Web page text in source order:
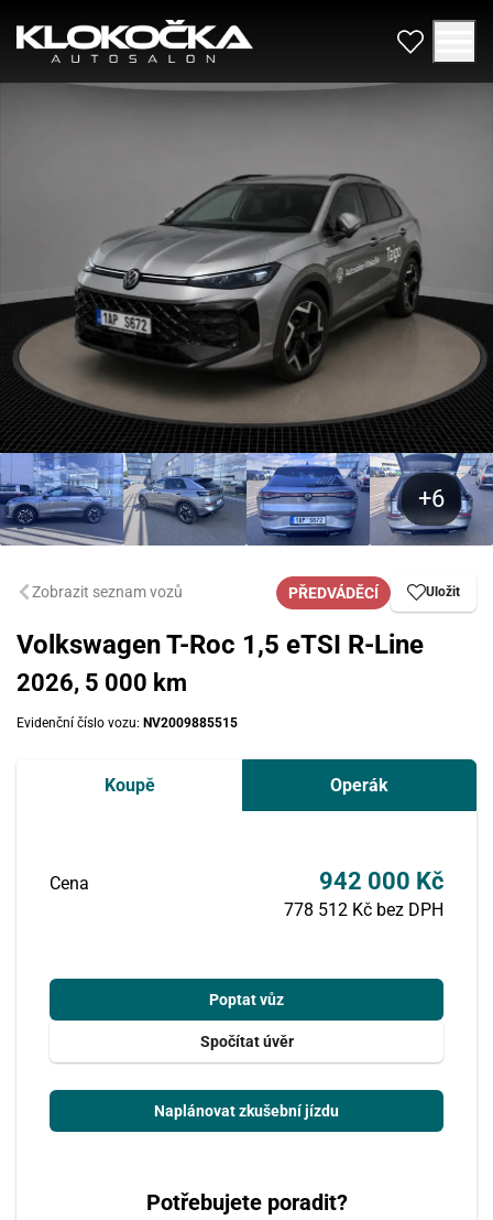
Zobrazit seznam vozů PŘEDVÁDĚCÍ Uložit
Volkswagen T-Roc 1,5 eTSI R-Line
2026, 5 000 km
Evidenční číslo vozu: NV2009885515
Koupě Operák
Cena 942 000 Kč
778 512 Kč bez DPH
Poptat vůz
Spočítat úvěr
Naplánovat zkušební jízdu
Potřebujete poradit?